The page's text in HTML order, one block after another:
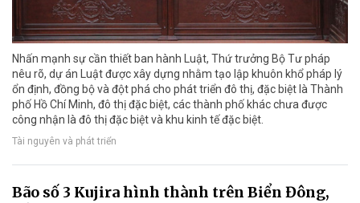
Nhấn mạnh sự cần thiết ban hành Luật, Thứ trưởng Bộ Tư pháp
nêu rõ, dự án Luật được xây dựng nhằm tạo lập khuôn khổ pháp lý
ổn định, đồng bộ và đột phá cho phát triển đô thị, đặc biệt là Thành
phố Hồ Chí Minh, đô thị đặc biệt, các thành phố khác chưa được
công nhận là đô thị đặc biệt và khu kinh tế đặc biệt.
Tài nguyên và phát triển
Bão số 3 Kujira hình thành trên Biển Đông,